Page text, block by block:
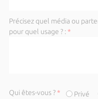
Précisez quel média ou
pour quel usage ? :*
Qui êtes-vous ?* Privé